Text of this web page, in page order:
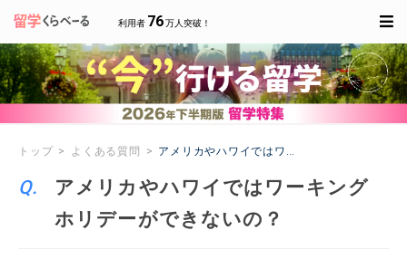
利用者 76万人突破！
トップ よくある質問 アメリカやハワイではワーキングホリデーがで
アメリカやハワイではワーキング
ホリデーができないの？